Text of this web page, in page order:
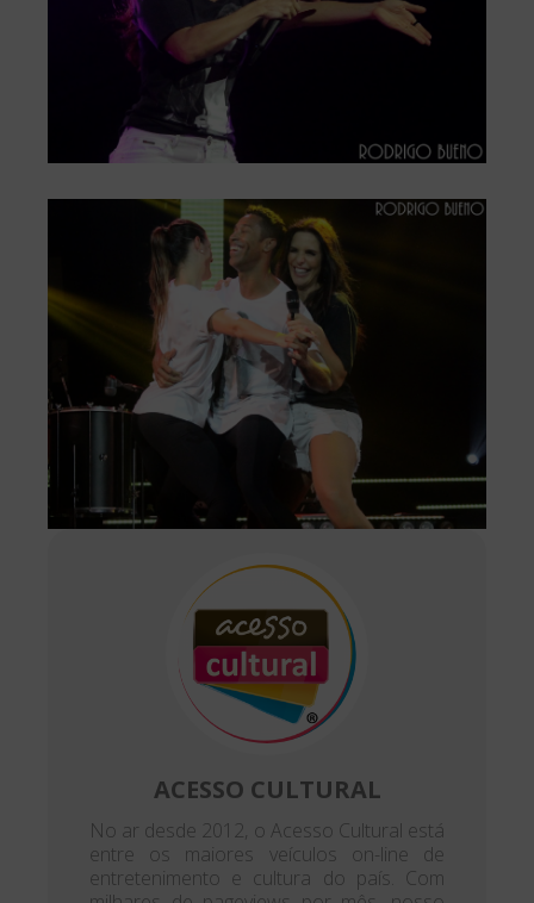
ACESSO CULTURAL
No ar desde 2012, o Acesso Cultural está
entre os maiores veículos on-line de
entretenimento e cultura do país. Com